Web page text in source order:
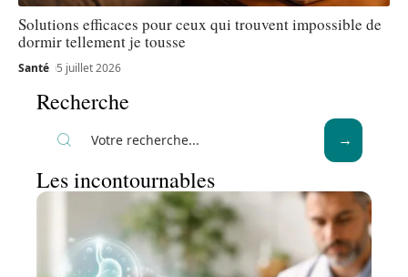
Solutions efficaces pour ceux qui trouvent impossible de
dormir tellement je tousse
Santé 5 juillet 2026
Recherche
Les incontournables